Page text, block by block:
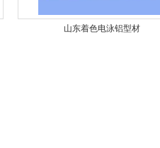
山东着色电泳铝型材